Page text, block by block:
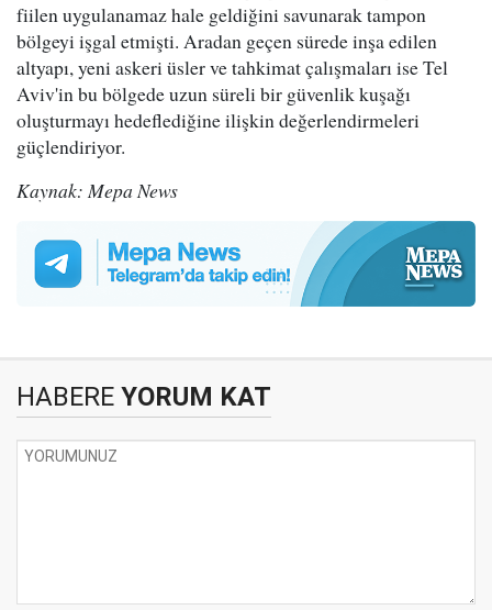
fiilen uygulanamaz hale geldiğini savunarak tampon
bölgeyi işgal etmişti. Aradan geçen sürede inşa edilen
altyapı, yeni askeri üsler ve tahkimat çalışmaları ise Tel
Aviv'in bu bölgede uzun süreli bir güvenlik kuşağı
oluşturmayı hedeflediğine ilişkin değerlendirmeleri
güçlendiriyor.
Kaynak: Mepa News
HABERE YORUM KAT